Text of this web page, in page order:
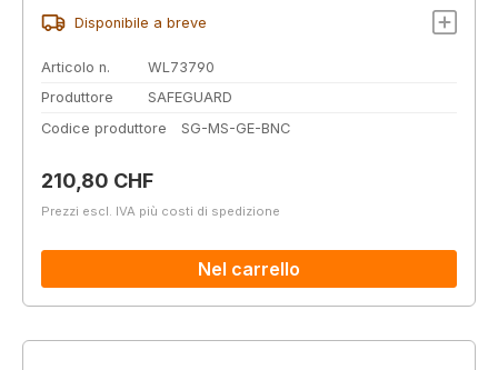
Disponibile a breve
Articolo n.
WL73790
Produttore
SAFEGUARD
Codice produttore
SG-MS-GE-BNC
Prezzo normale:
210,80 CHF
Prezzi escl. IVA più costi di spedizione
Nel carrello